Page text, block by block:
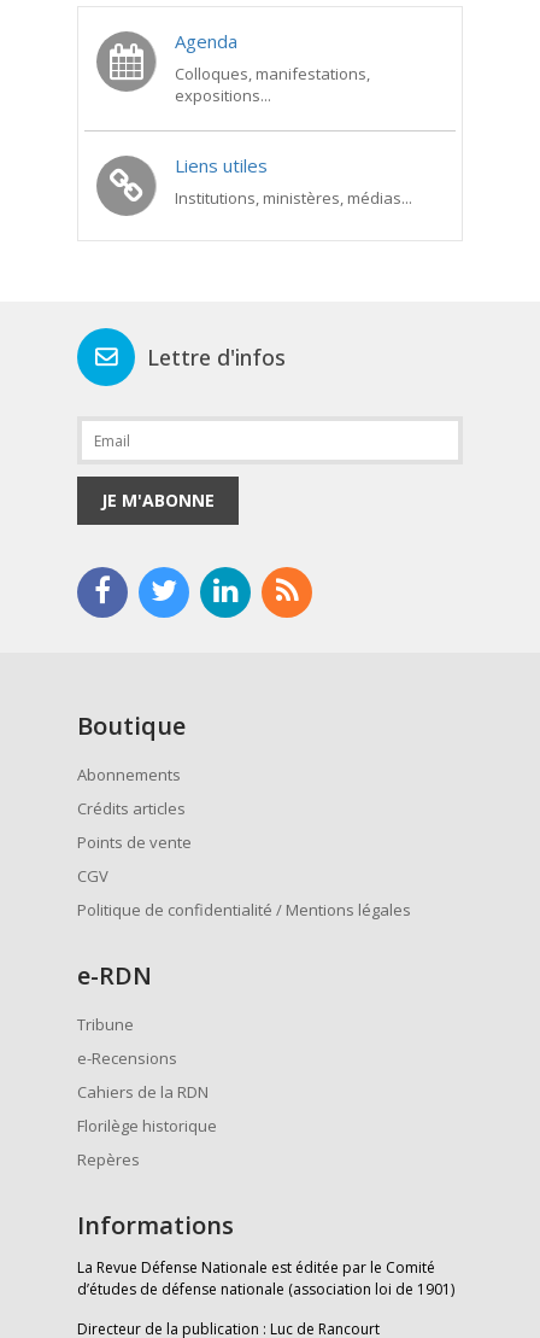
Agenda
Colloques, manifestations,
expositions...
Liens utiles
Institutions, ministères, médias...
Lettre d'infos
JE M'ABONNE
Boutique
Abonnements
Crédits articles
Points de vente
CGV
Politique de confidentialité / Mentions légales
e-RDN
Tribune
e-Recensions
Cahiers de la RDN
Florilège historique
Repères
Informations
La Revue Défense Nationale est éditée par le Comité
d’études de défense nationale (association loi de 1901)
Directeur de la publication : Luc de Rancourt